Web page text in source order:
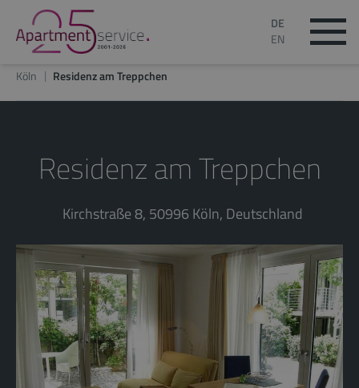
DE
EN
Köln Residenz am Treppchen
Residenz am Treppchen
Kirchstraße 8, 50996 Köln, Deutschland